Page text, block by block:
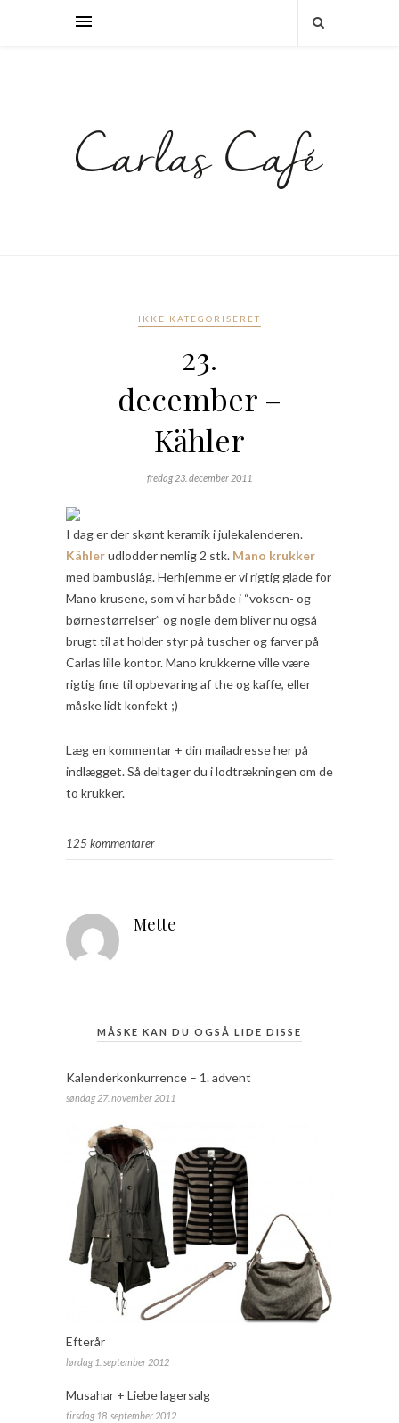
IKKE KATEGORISERET
23.
december –
Kähler
fredag 23. december 2011
I dag er der skønt keramik i julekalenderen.
Kählerudlodder nemlig 2 stk. Mano krukker
med bambuslåg. Herhjemme er vi rigtig glade for
Mano krusene, som vi har både i “voksen- og
børnestørrelser” og nogle dem bliver nu også
brugt til at holder styr på tuscher og farver på
Carlas lille kontor. Mano krukkerne ville være
rigtig fine til opbevaring af the og kaffe, eller
måske lidt konfekt ;)
Læg en kommentar + din mailadresse her på
indlægget. Så deltager du i lodtrækningen om de
to krukker.
125 kommentarer
Mette
MÅSKE KAN DU OGSÅ LIDE DISSE
Kalenderkonkurrence – 1. advent
søndag 27. november 2011
Efterår
lørdag 1. september 2012
Musahar + Liebe lagersalg
tirsdag 18. september 2012